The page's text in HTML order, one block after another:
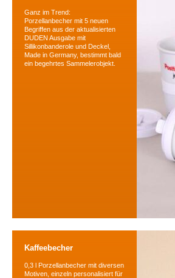
Ganz im Trend:
Porzellanbecher mit 5 neuen
Begriffen aus der aktualisierten
DUDEN Ausgabe mit
Sillikonbanderole und Deckel,
Made in Germany, bestimmt bald
ein begehrtes Sammelerobjekt.
Kaffeebecher
0,3 l Porzellanbecher mit diversen
Motiven, einzeln personalisiert für